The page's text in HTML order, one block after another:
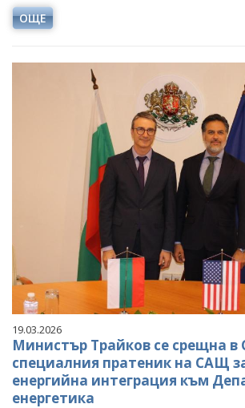
ОЩЕ
19.03.2026
Министър Трайков се срещна в
специалния пратеник на САЩ
енергийна интеграция към
енергетика